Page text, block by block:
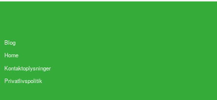
Blog
Home
Kontaktoplysninger
Privatlivspolitik